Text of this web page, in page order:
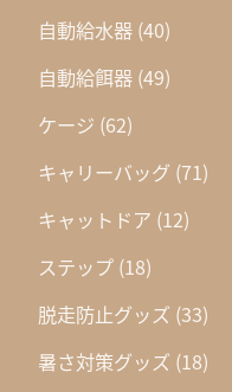
自動給水器 (40)
自動給餌器 (49)
ケージ (62)
キャリーバッグ (71)
キャットドア (12)
ステップ (18)
脱走防止グッズ (33)
暑さ対策グッズ (18)